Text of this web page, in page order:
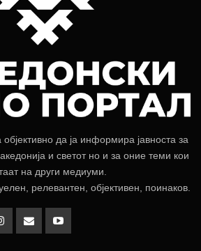
да ја информира јавноста за
и светот но и за оние теми кои
на други медиуми.
релевантен, објективен, поинаков.